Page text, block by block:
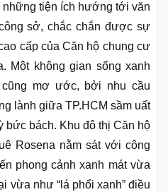
những tiện ích hướng tới văn
sở, chắc chắn được sự
cấp của Căn hộ chung cư
Một không gian sống xanh
mơ ước, bởi nhu cầu
lành giữa TP.HCM sầm uất
bức bách. Khu đô thị Căn hộ
Rosena nằm sát với công
phong cảnh xanh mát vừa
vừa như “lá phổi xanh” điều